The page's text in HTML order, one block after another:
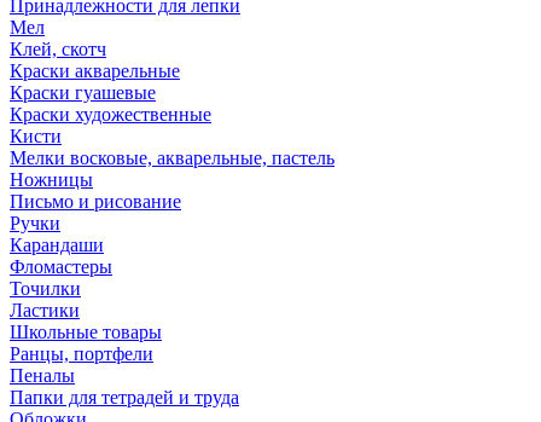
Принадлежности для лепки
Мел
Клей, скотч
Краски акварельные
Краски гуашевые
Краски художественные
Кисти
Мелки восковые, акварельные, пастель
Ножницы
Письмо и рисование
Ручки
Карандаши
Фломастеры
Точилки
Ластики
Школьные товары
Ранцы, портфели
Пеналы
Папки для тетрадей и труда